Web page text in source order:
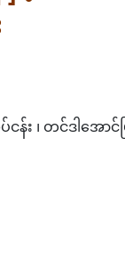
း ၊ တင်ဒါအောင်မ